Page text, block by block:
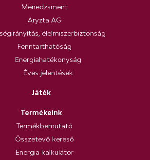
Menedzsment
Aryzta AG
élelmiszerbiztonság
Fenntarthatóság
Energiahatékonyság
Éves jelentések
Játék
Termékeink
Termékbemutató
Összetevő kereső
Energia kalkulátor